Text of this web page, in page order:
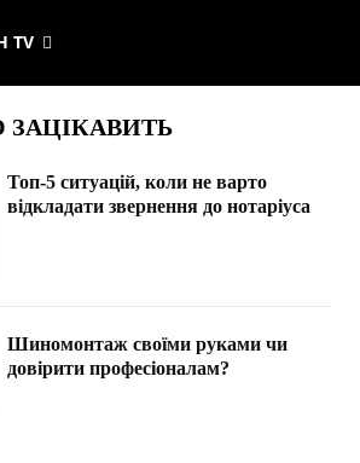
TV
Топ-5 ситуацій, коли не варто
відкладати звернення до нотаріуса
Шиномонтаж своїми руками чи
довірити професіоналам?